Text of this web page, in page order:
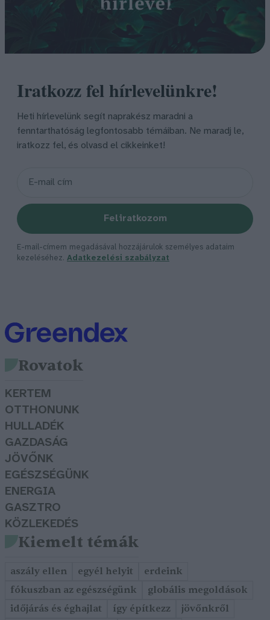
Iratkozz fel hírlevelünkre!
Heti hírlevelünk segít naprakész maradni a
fenntarthatóság legfontosabb témáiban. Ne maradj le,
iratkozz fel, és olvasd el cikkeinket!
Feliratkozom
E-mail-címem megadásával hozzájárulok személyes adataim
kezeléséhez. Adatkezelési szabályzat
Rovatok
KERTEM
OTTHONUNK
HULLADÉK
GAZDASÁG
JÖVŐNK
EGÉSZSÉGÜNK
ENERGIA
GASZTRO
KÖZLEKEDÉS
Kiemelt témák
aszály ellen egyél helyit
erdeink
fókuszban az egészségünk
globális megoldások
időjárás és éghajlat
így építkezz jövőnkről